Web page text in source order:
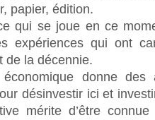
papier, édition.
qui se joue en ce
expériences qui ont
de la décennie.
donne des
désinvestir ici et
mérite d’être